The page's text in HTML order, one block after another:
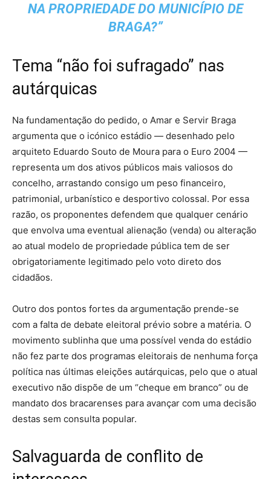
NA PROPRIEDADE DO MUNICÍPIO DE
BRAGA?”
Tema “não foi sufragado” nas
autárquicas
Na fundamentação do pedido, o Amar e Servir Braga
argumenta que o icónico estádio — desenhado pelo
arquiteto Eduardo Souto de Moura para o Euro 2004 —
representa um dos ativos públicos mais valiosos do
concelho, arrastando consigo um peso financeiro,
patrimonial, urbanístico e desportivo colossal. Por essa
razão, os proponentes defendem que qualquer cenário
que envolva uma eventual alienação (venda) ou alteração
ao atual modelo de propriedade pública tem de ser
obrigatoriamente legitimado pelo voto direto dos
cidadãos.
Outro dos pontos fortes da argumentação prende-se
com a falta de debate eleitoral prévio sobre a matéria. O
movimento sublinha que uma possível venda do estádio
não fez parte dos programas eleitorais de nenhuma força
política nas últimas eleições autárquicas, pelo que o atual
executivo não dispõe de um “cheque em branco” ou de
mandato dos bracarenses para avançar com uma decisão
destas sem consulta popular.
Salvaguarda de conflito de